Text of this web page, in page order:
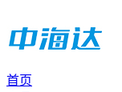
首页